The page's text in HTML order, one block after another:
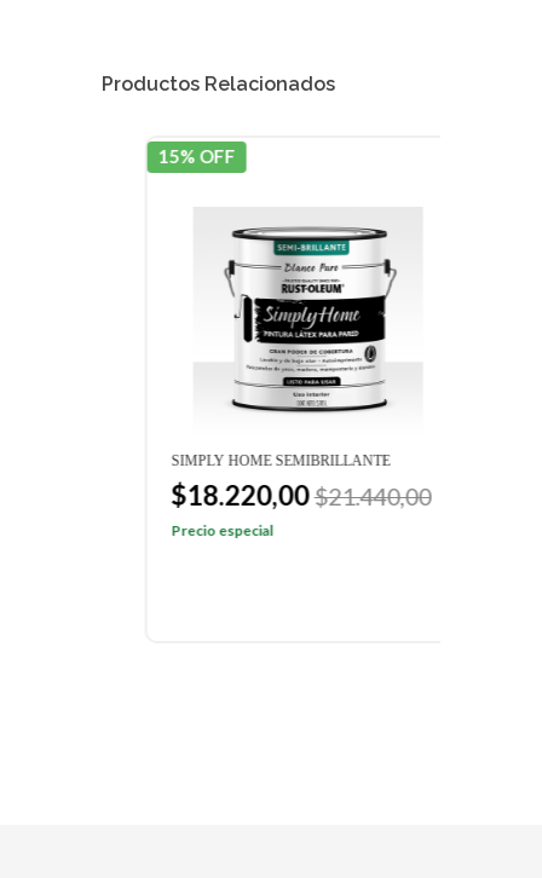
Productos Relacionados
15% OFF
SIMPLY HOME SEMIBRILLANTE
$18.220,00$21.440,00
Precio especial